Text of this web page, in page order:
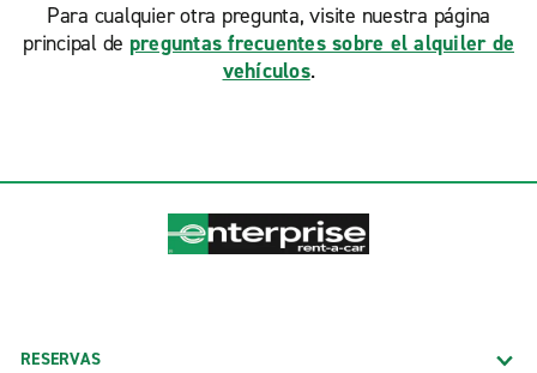
Para cualquier otra pregunta, visite nuestra página
principal de preguntas frecuentes sobre el alquiler de
vehículos.
RESERVAS